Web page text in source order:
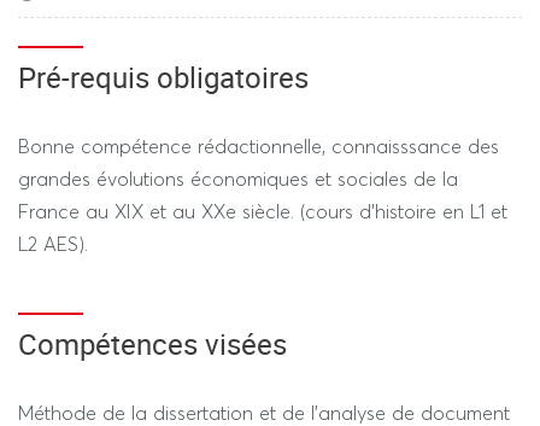
dérogatoire, un devoir sur table aura lieu, dont la note
comptera pour 100 % de la moyenne du semestre.
Pré-requis obligatoires
Bonne compétence rédactionnelle, connaisssance des
grandes évolutions économiques et sociales de la
France au XIX et au XXe siècle. (cours d'histoire en L1 et
L2 AES).
Compétences visées
Méthode de la dissertation et de l'analyse de document